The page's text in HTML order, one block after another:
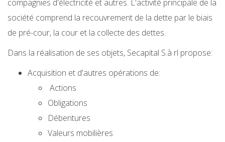
compagnies d'électricité et autres. L'activité principale de la
société comprend la recouvrement de la dette par le biais
de pré-cour, la cour et la collecte des dettes.
Dans la réalisation de ses objets, Secapital S.à rl propose:
Acquisition et d'autres opérations de:
Actions
Obligations
Débentures
Valeurs mobilières